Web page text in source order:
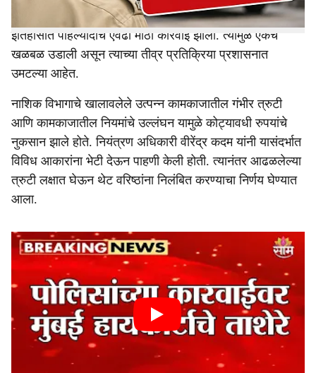
अधिकाऱ्यांना प्रशासनाने निलंबित केले आहे. परिवहन महामंडळाच्या
इतिहासात पहिल्यांदाच एवढी मोठी कारवाई झाली. त्यामुळे एकच
खळबळ उडाली असून त्याच्या तीव्र प्रतिक्रिया प्रशासनात
उमटल्या आहेत.
नाशिक विभागाचे खालावलेले उत्पन्न कामकाजातील गंभीर त्रुटी
आणि कामकाजातील नियमांचे उल्लंघन यामुळे कोट्यावधी रुपयांचे
नुकसान झाले होते. नियंत्रण अधिकारी वीरेंद्र कदम यांनी यासंदर्भात
विविध आकारांना भेटी देऊन पाहणी केली होती. त्यानंतर आढळलेल्या
त्रुटी लक्षात घेऊन थेट वरिष्ठांना निलंबित करण्याचा निर्णय घेण्यात
आला.